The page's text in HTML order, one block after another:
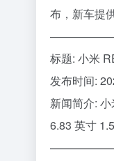
布，新车提
标题: 小米
发布时间:
新闻简介:
6.83 英寸